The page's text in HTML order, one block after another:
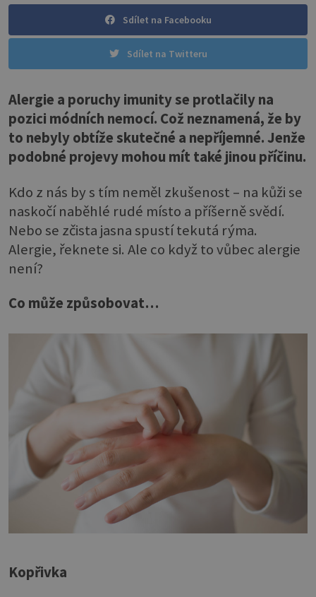
Sdílet na Facebooku
Sdílet na Twitteru
Alergie a poruchy imunity se protlačily na
pozici módních nemocí. Což neznamená, že by
to nebyly obtíže skutečné a nepříjemné. Jenže
podobné projevy mohou mít také jinou příčinu.
Kdo z nás by s tím neměl zkušenost – na kůži se
naskočí naběhlé rudé místo a příšerně svědí.
Nebo se zčista jasna spustí tekutá rýma.
Alergie, řeknete si. Ale co když to vůbec alergie
není?
Co může způsobovat…
Kopřivka